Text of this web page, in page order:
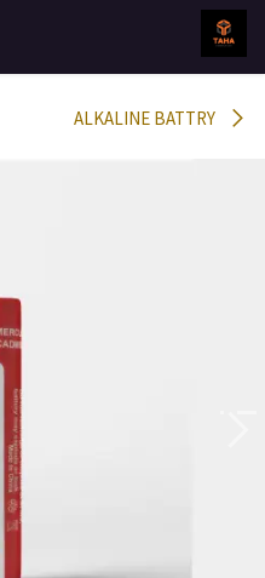
تخطي للذهاب إلى المحتوى